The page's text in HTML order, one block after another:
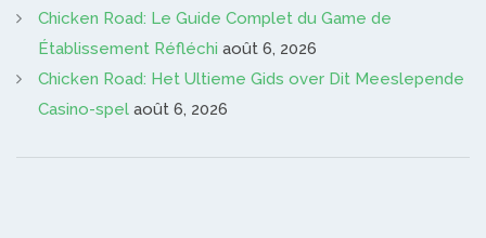
Chicken Road: Le Guide Complet du Game de
Établissement Réfléchi août 6, 2026
Chicken Road: Het Ultieme Gids over Dit Meeslepende
Casino-spel août 6, 2026